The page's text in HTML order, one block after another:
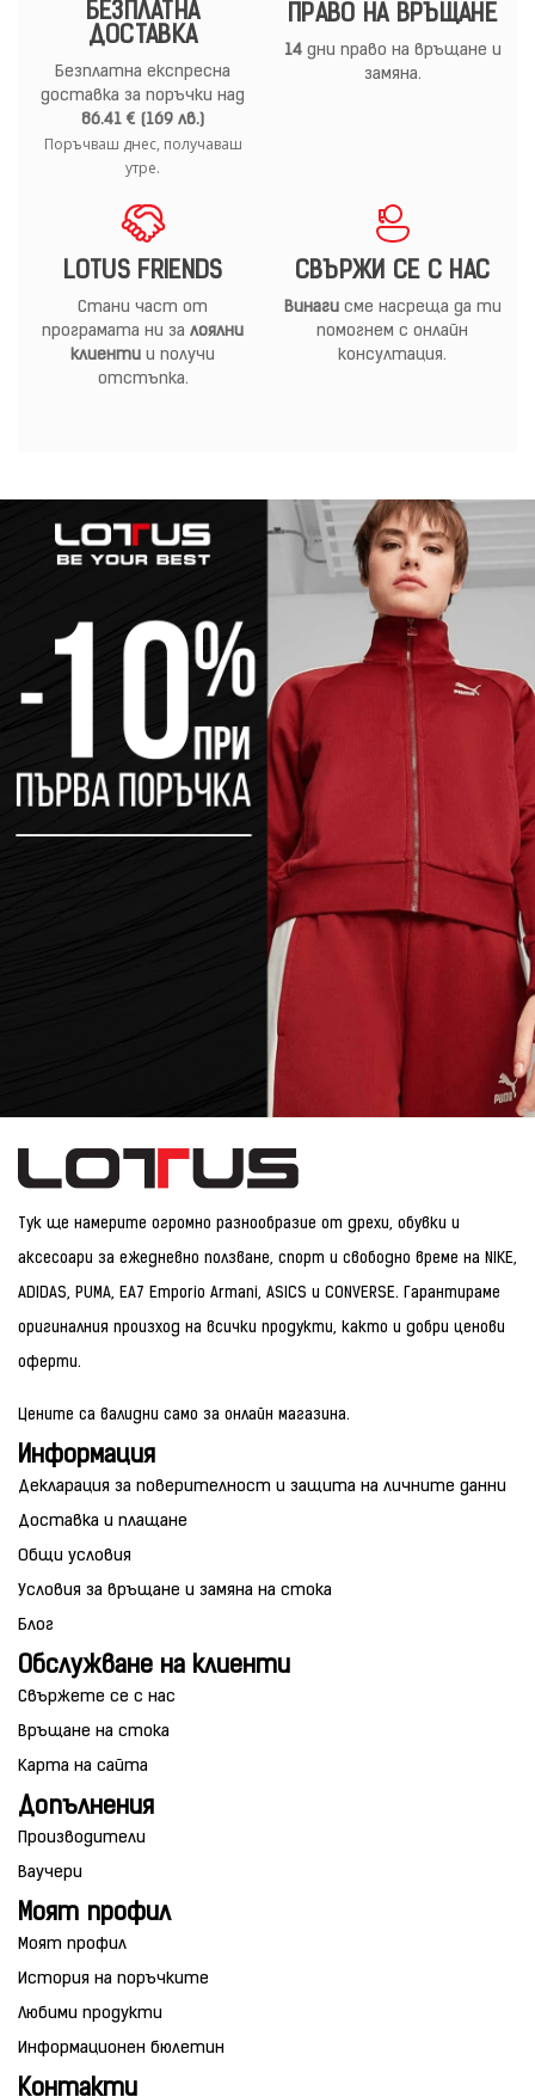
БЕЗПЛАТНА
ДОСТАВКА
Безплатна експресна
доставка за поръчки над
86.41 € (169 лв.)
Поръчваш днес, получаваш
утре.
ПРАВО НА ВРЪЩАНЕ
14дни право на връщане и
замяна.
LOTUS FRIENDS
Стани част от
програмата ни за лоялни
клиенти и получи
отстъпка.
СВЪРЖИ СЕ С НАС
Винагисме насреща да ти
помогнем с онлайн
консултация.
Тук ще намерите огромно разнообразие от дрехи, обувки и
аксесоари за ежедневно ползване, спорт и свободно време на NIKE,
ADIDAS, PUMA, EA7 Emporio Armani, ASICS и CONVERSE. Гарантираме
оригиналния произход на всички продукти, както и добри ценови
оферти.
Цените са валидни само за онлайн магазина.
Информация
Декларация за поверителност и защита на личните данни
Доставка и плащане
Общи условия
Условия за връщане и замяна на стока
Блог
Обслужване на клиенти
Свържете се с нас
Връщане на стока
Карта на сайта
Допълнения
Производители
Ваучери
Моят профил
Моят профил
История на поръчките
Любими продукти
Информационен бюлетин
Контакти